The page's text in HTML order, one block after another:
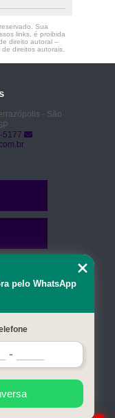
Sua
links, é proibida
direito autoral –
direitos autorais.
- São
5177
pelo WhatsApp